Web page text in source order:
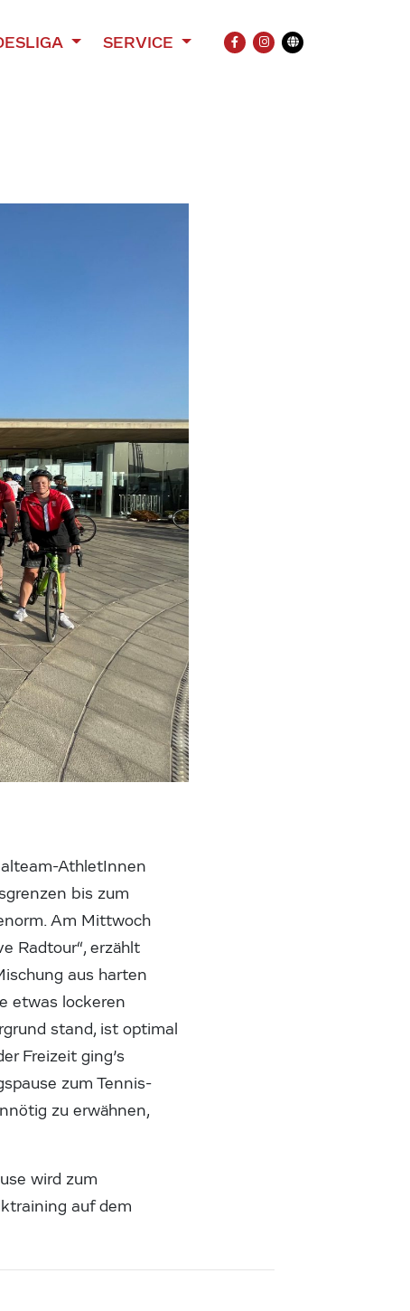
SERVICE
FACEBOOK
INSTAGRAM
Übersetzung
AthletInnen
bis zum
Am Mittwoch
Radtour“, erzählt
aus harten
etwas lockeren
stand, ist optimal
Freizeit ging’s
zum Tennis-
zu erwähnen,
wird zum
auf dem